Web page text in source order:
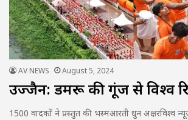
AV NEWS August 5, 2024
उज्जैन: डमरू की गूंज से विश्व
1500 वादकों ने प्रस्तुत की भस्मआरती धुन अक्षरविश्व